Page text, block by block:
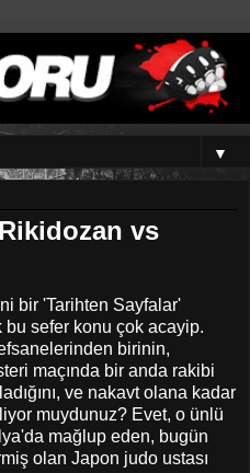
▼
vs
bir 'Tarihten Sayfalar'
bu sefer konu çok acayip.
birinin,
maçında bir anda rakibi
ve nakavt olana kadar
muydunuz? Evet, o ünlü
mağlup eden, bugün
olan Japon judo ustası